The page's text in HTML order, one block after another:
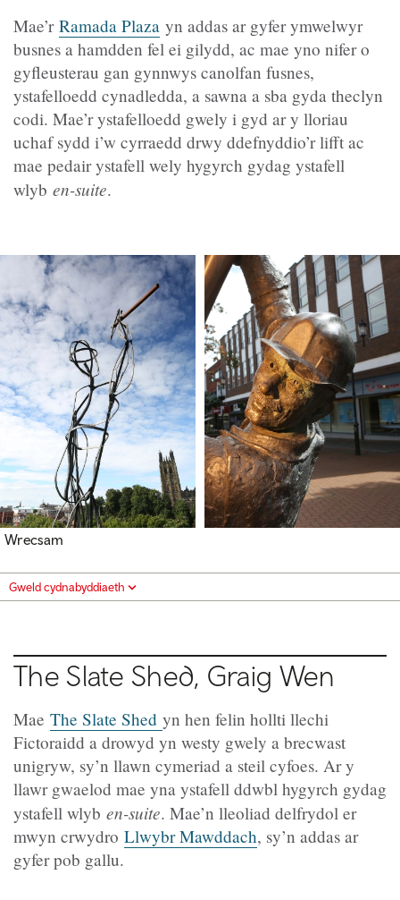
Mae’r Ramada Plaza yn addas ar gyfer ymwelwyr
busnes a hamdden fel ei gilydd, ac mae yno nifer o
gyfleusterau gan gynnwys canolfan fusnes,
ystafelloedd cynadledda, a sawna a sba gyda theclyn
codi. Mae’r ystafelloedd gwely i gyd ar y lloriau
uchaf sydd i’w cyrraedd drwy ddefnyddio’r lifft ac
mae pedair ystafell wely hygyrch gydag ystafell
wlyb en-suite.
Wrecsam
Gweld cydnabyddiaeth
The Slate Shed, Graig Wen
Mae The Slate Shed yn hen felin hollti llechi
Fictoraidd a drowyd yn westy gwely a brecwast
unigryw, sy’n llawn cymeriad a steil cyfoes. Ar y
llawr gwaelod mae yna ystafell ddwbl hygyrch gydag
ystafell wlyb en-suite. Mae’n lleoliad delfrydol er
mwyn crwydro Llwybr Mawddach, sy’n addas ar
gyfer pob gallu.